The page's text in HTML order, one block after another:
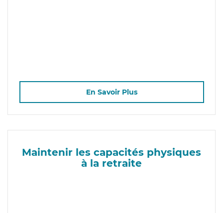
En Savoir Plus
Maintenir les capacités physiques
à la retraite